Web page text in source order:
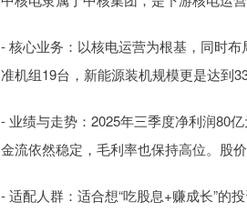
- 核心业务：以核电运营为根基，同时
准机组19台，新能源装机规模更是达到
- 业绩与走势：2025年三季度净利润80
金流依然稳定，毛利率也保持高位。股
- 适配人群：适合想“吃股息+赚成长”的